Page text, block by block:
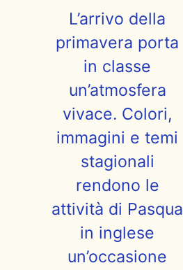
L’arrivo della
primavera porta
in classe
un’atmosfera
vivace. Colori,
immagini e temi
stagionali
rendono le
attività di Pasqua
in inglese
un’occasione